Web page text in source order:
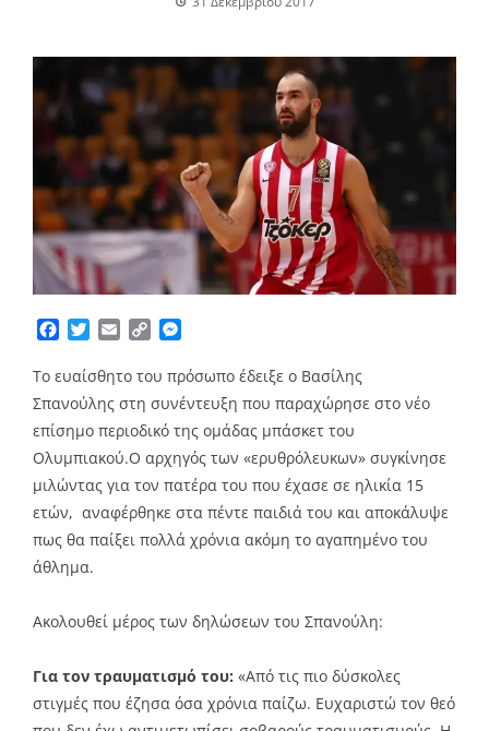
Facebook
TwitterEmailCopy
Το ευαίσθητο του πρόσωπο έδειξε ο Βασίλης
Σπανούλης στη συνέντευξη που παραχώρησε στο νέο
επίσημο περιοδικό της ομάδας μπάσκετ του
Ολυμπιακού.Ο αρχηγός των «ερυθρόλευκων» συγκίνησε
μιλώντας για τον πατέρα του που έχασε σε ηλικία 15
ετών, αναφέρθηκε στα πέντε παιδιά του και αποκάλυψε
πως θα παίξει πολλά χρόνια ακόμη το αγαπημένο του
άθλημα.
Ακολουθεί μέρος των δηλώσεων του Σπανούλη:
Για τον τραυματισμό του: «Από τις πιο δύσκολες
στιγμές που έζησα όσα χρόνια παίζω. Ευχαριστώ τον θεό